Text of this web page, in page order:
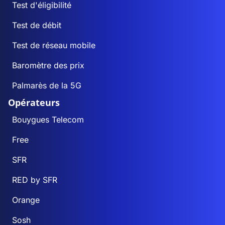
Test d'éligibilité
Test de débit
Test de réseau mobile
Baromètre des prix
Palmarès de la 5G
Opérateurs
Bouygues Telecom
Free
SFR
RED by SFR
Orange
Sosh